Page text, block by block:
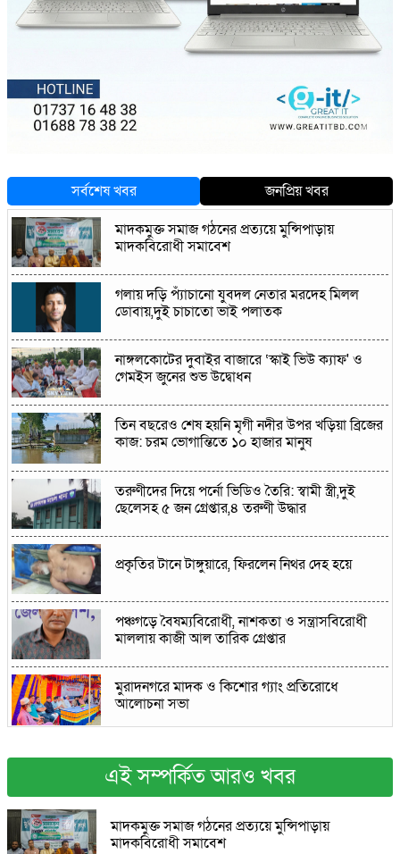
সর্বশেষ খবর
জনপ্রিয় খবর
মাদকমুক্ত সমাজ গঠনের প্রত্যয়ে মুন্সিপাড়ায়
মাদকবিরোধী সমাবেশ
গলায় দড়ি প্যাঁচানো যুবদল নেতার মরদেহ মিলল
ডোবায়,দুই চাচাতো ভাই পলাতক
নাঙ্গলকোটের দুবাইর বাজারে ‘স্কাই ভিউ ক্যাফ' ও
গেমইস জুনের শুভ উদ্বোধন
তিন বছরেও শেষ হয়নি মৃগী নদীর উপর খড়িয়া ব্রিজের
কাজ: চরম ভোগান্তিতে ১০ হাজার মানুষ
তরুণীদের দিয়ে পর্নো ভিডিও তৈরি: স্বামী স্ত্রী,দুই
ছেলেসহ ৫ জন গ্রেপ্তার,৪ তরুণী উদ্ধার
প্রকৃতির টানে টাঙ্গুয়ারে, ফিরলেন নিথর দেহ হয়ে
পঞ্চগড়ে বৈষম্যবিরোধী, নাশকতা ও সন্ত্রাসবিরোধী
মাললায় কাজী আল তারিক গ্রেপ্তার
মুরাদনগরে মাদক ও কিশোর গ্যাং প্রতিরোধে
আলোচনা সভা
তারেক রহমানের বাঁশখালী সফর উপলক্ষে পৌর
যুবদলের প্রস্তুতি সভা অনুষ্ঠিত
সাতছড়ি ও রামগঙ্গায় পর্যটকদের অনিয়ন্ত্রিত বর্জ্য
নিক্ষেপ: হুমকির মুখে প্রাকৃতিক পরিবেশ
এই সম্পর্কিত আরও খবর
মাদকমুক্ত সমাজ গঠনের প্রত্যয়ে মুন্সিপাড়ায়
মাদকবিরোধী সমাবেশ